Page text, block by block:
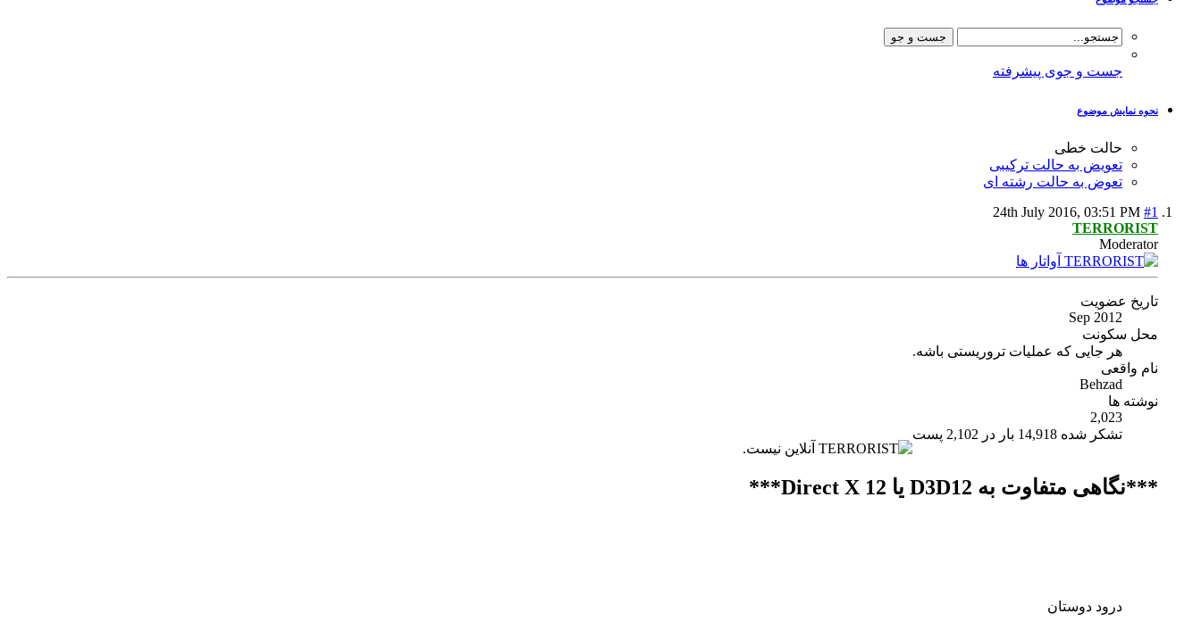
جست و جوی پیشرفته
نحوه نمایش موضوع
حالت خطی
تعویض به حالت ترکیبی
تعوض به حالت رشته ای
24th July 2016, 03:51 PM #1
TERRORIST
Moderator
تاریخ عضویت
Sep 2012
محل سکونت
هر جایی که عملیات تروریستی باشه.
نام واقعی
Behzad
نوشته ها
2,023
تشکر شده 14,918 بار در 2,102 پست
***نگاهی متفاوت به D3D12 یا Direct X 12***
درود دوستان